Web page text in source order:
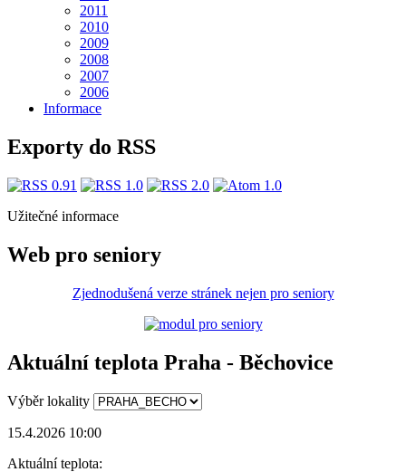
2011
2010
2009
2008
2007
2006
Informace
Exporty do RSS
Užitečné informace
Web pro seniory
Zjednodušená verze stránek nejen pro seniory
Aktuální teplota Praha - Běchovice
Výběr lokality
15.4.2026 10:00
Aktuální teplota: